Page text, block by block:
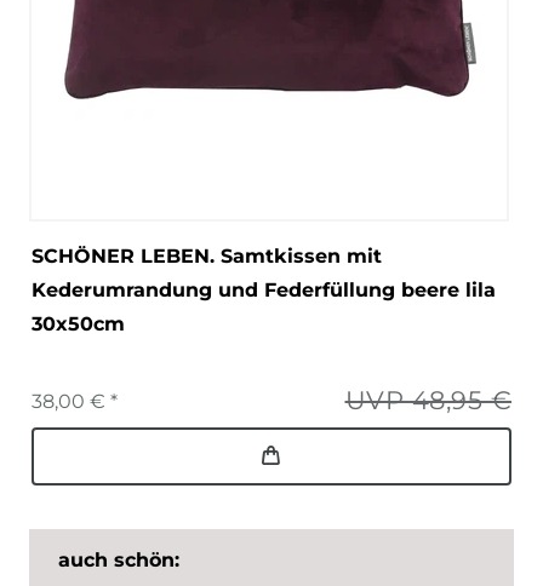
SCHÖNER LEBEN. Samtkissen mit
Kederumrandung und Federfüllung beere lila
30x50cm
UVP 48,95 €
38,00 € *
auch schön: